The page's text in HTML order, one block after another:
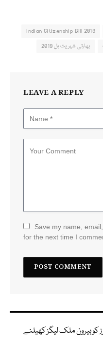
Indian Citizenship Bill 2019
بھارتی شہریت بل 2019
LEAVE A REPLY
Save my name,
for the next time I
کو بیرون ملک لیگز کھیلنے